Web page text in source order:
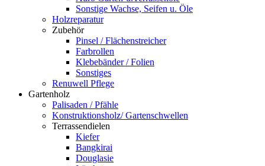
Sonstige Wachse, Seifen u. Öle
Holzreparatur
Zubehör
Pinsel / Flächenstreicher
Farbrollen
Klebebänder / Folien
Sonstiges
Renuwell Pflege
Gartenholz
Palisaden / Pfähle
Konstruktionsholz/ Gartenschwellen
Terrassendielen
Kiefer
Bangkirai
Douglasie